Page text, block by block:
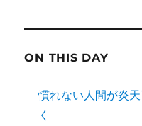
ON THIS DAY
慣れない人間が炎
く